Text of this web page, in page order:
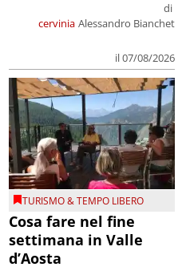
cervinia
di
Alessandro Bianchet
il 07/08/2026
TURISMO & TEMPO LIBERO
Cosa fare nel fine
settimana in Valle
d’Aosta